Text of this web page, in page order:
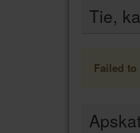
Tie,
Failed